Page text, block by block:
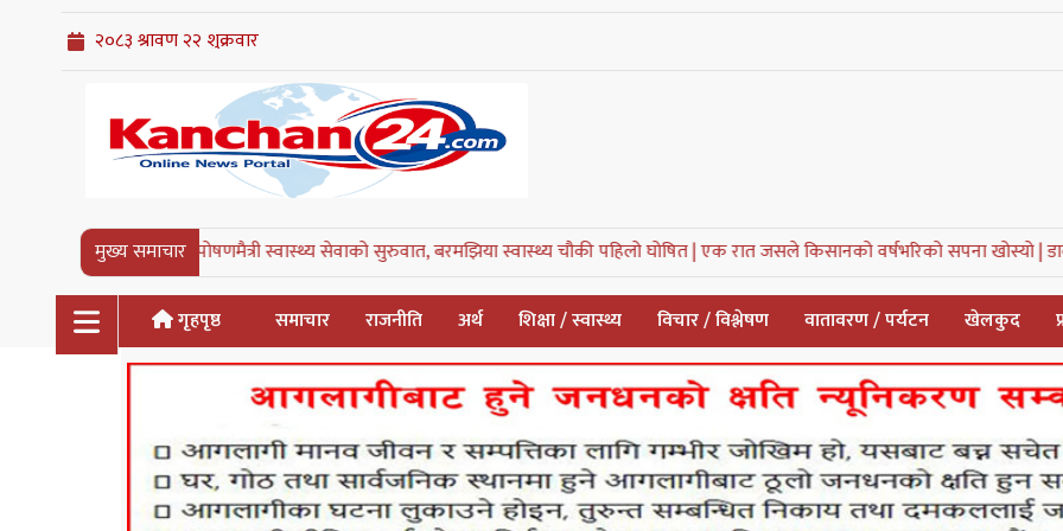
मुख्य समाचार
कञ्चनरुपमा पोषणमैत्री स्वास्थ्य सेवाको सुरुवात, बरमझिया स्वास्थ्य चौकी पहिलो घोषित |एक रात जसले किसानको वर्षभरिको सपना खोस्यो |डाक्नेश्वरी
गृहपृष्ठ समाचार राजनीति अर्थ शिक्षा / स्वास्थ्य विचार / विश्लेषण वातावरण / पर्यटन खेलकुद